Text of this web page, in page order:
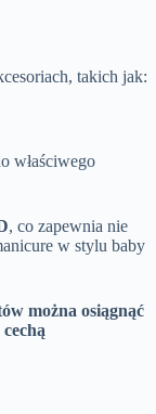
takich jak:
właściwego
, co zapewnia nie
w stylu baby
można osiągnąć